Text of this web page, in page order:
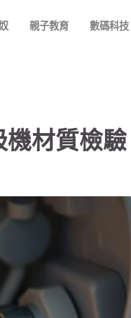
親子教育 數碼科技
材質檢驗